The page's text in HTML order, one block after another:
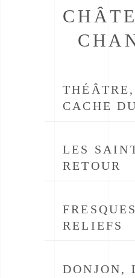
CACHE
LES
RETOUR
RELIEFS
DONJON,